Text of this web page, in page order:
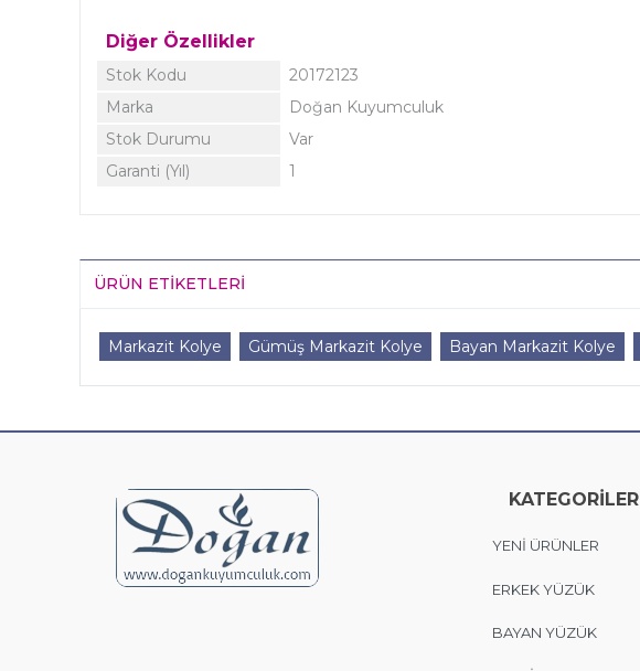
Diğer Özellikler
Stok Kodu
20172123
Marka
Doğan Kuyumculuk
Stok Durumu
Var
Garanti (Yıl)
1
ÜRÜN ETIKETLERI
Markazit Kolye Gümüş Markazit Kolye Bayan Markazit Kolye
KATEGORİLER
YENİ ÜRÜNLER
ERKEK YÜZÜK
BAYAN YÜZÜK